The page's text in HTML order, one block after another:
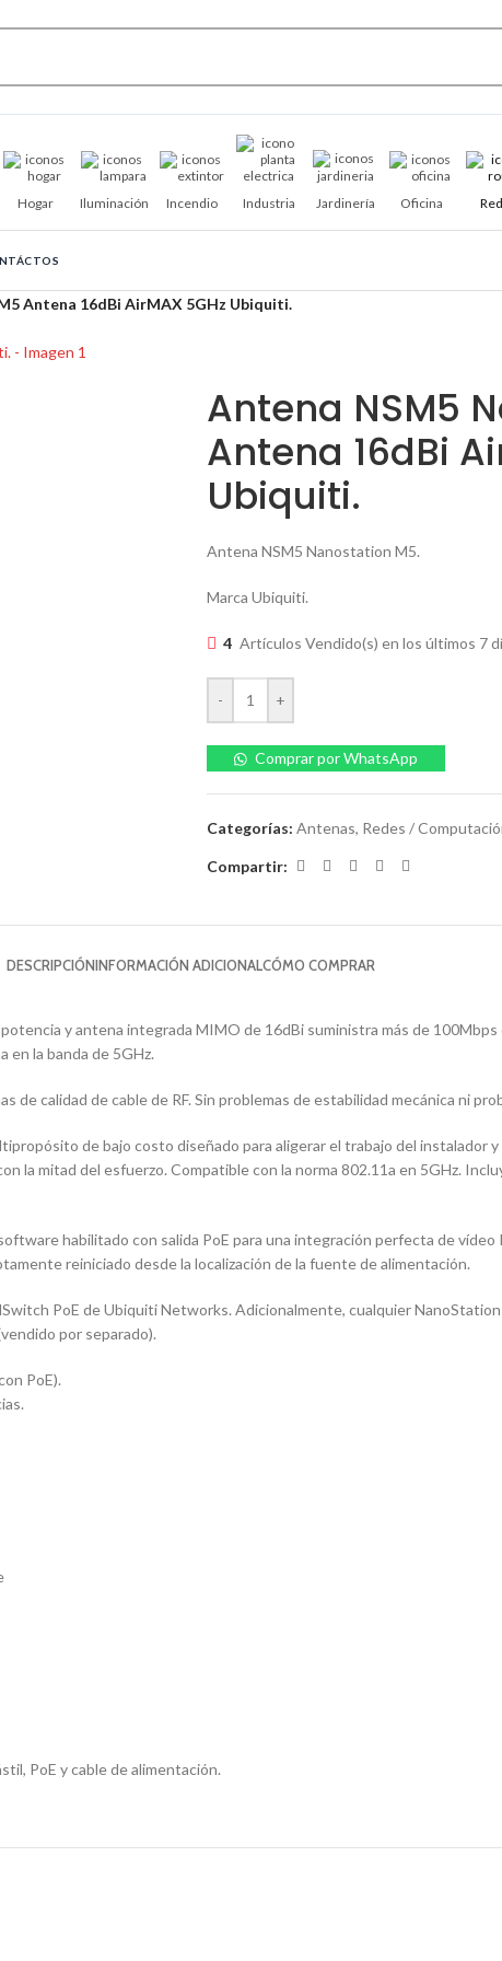
Hogar Iluminación Incendio Industria Jardinería Oficina
Antena 16dBi AirMAX 5GHz Ubiquiti.
Antena NSM5
Antena 16dBi
Ubiquiti.
Antena NSM5 Nanostation M5.
Marca Ubiquiti.
4 Artículos Vendido(s) en los últimos 7
- +
Comprar por WhatsApp
Categorías: Antenas, Redes /
Compartir:
DESCRIPCIÓNINFORMACIÓN ADICIONALCÓMO COMPRAR
y antena integrada MIMO de 16dBi suministra más de 100Mbps
en la banda de 5GHz.
de calidad de cable de RF. Sin problemas de estabilidad mecánica ni
de bajo costo diseñado para aligerar el trabajo del instalador
la mitad del esfuerzo. Compatible con la norma 802.11a en 5GHz.
habilitado con salida PoE para una integración perfecta de
reiniciado desde la localización de la fuente de alimentación.
PoE de Ubiquiti Networks. Adicionalmente, cualquier
por separado).
PoE).
PoE y cable de alimentación.